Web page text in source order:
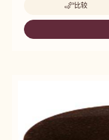
比较
-